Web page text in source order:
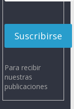
Para recibir
nuestras
publicaciones